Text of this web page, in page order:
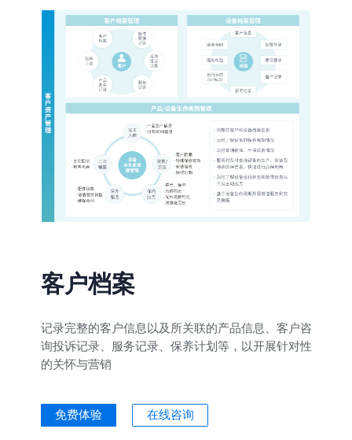
客户档案
记录完整的客户信息以及所关联的产品信息、客户咨
询投诉记录、服务记录、保养计划等，以开展针对性
的关怀与营销
免费体验 在线咨询